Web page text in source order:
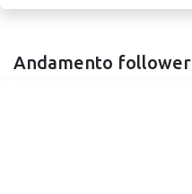
Andamento follower